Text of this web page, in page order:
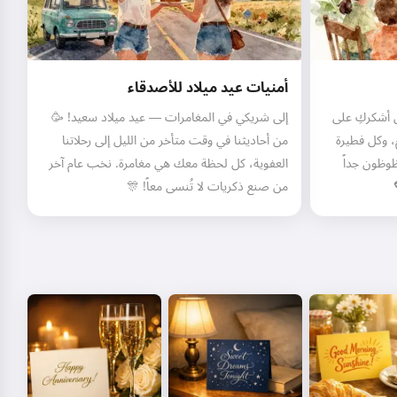
أشكركِ على
وكل فطيرة
جداً
أمنيات عيد ميلاد للأصدقاء
إلى شريكي في المغامرات — عيد ميلاد سعيد! 🥳
من أحاديثنا في وقت متأخر من الليل إلى رحلاتنا
العفوية، كل لحظة معك هي مغامرة. نخب عام آخر
من صنع ذكريات لا تُنسى معاً! 🎊